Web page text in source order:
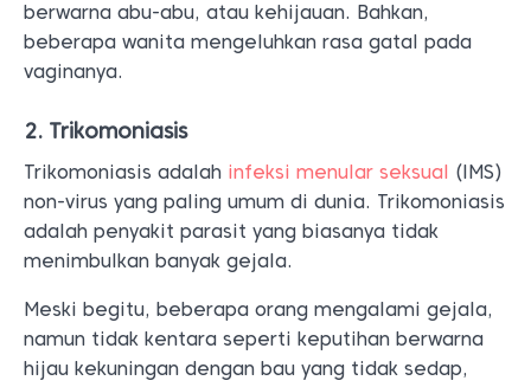
berwarna abu-abu, atau kehijauan. Bahkan,
beberapa wanita mengeluhkan rasa gatal pada
vaginanya.
2. Trikomoniasis
Trikomoniasis adalah infeksi menular seksual (IMS)
non-virus yang paling umum di dunia. Trikomoniasis
adalah penyakit parasit yang biasanya tidak
menimbulkan banyak gejala.
Meski begitu, beberapa orang mengalami gejala,
namun tidak kentara seperti keputihan berwarna
hijau kekuningan dengan bau yang tidak sedap,